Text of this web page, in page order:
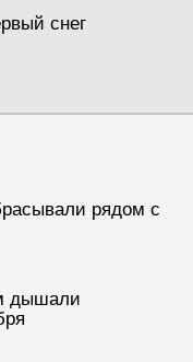
снег
рядом с
дышали